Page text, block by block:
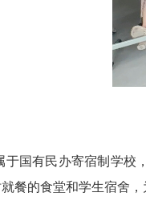
于国有民办寄宿制学校
餐的食堂和学生宿舍